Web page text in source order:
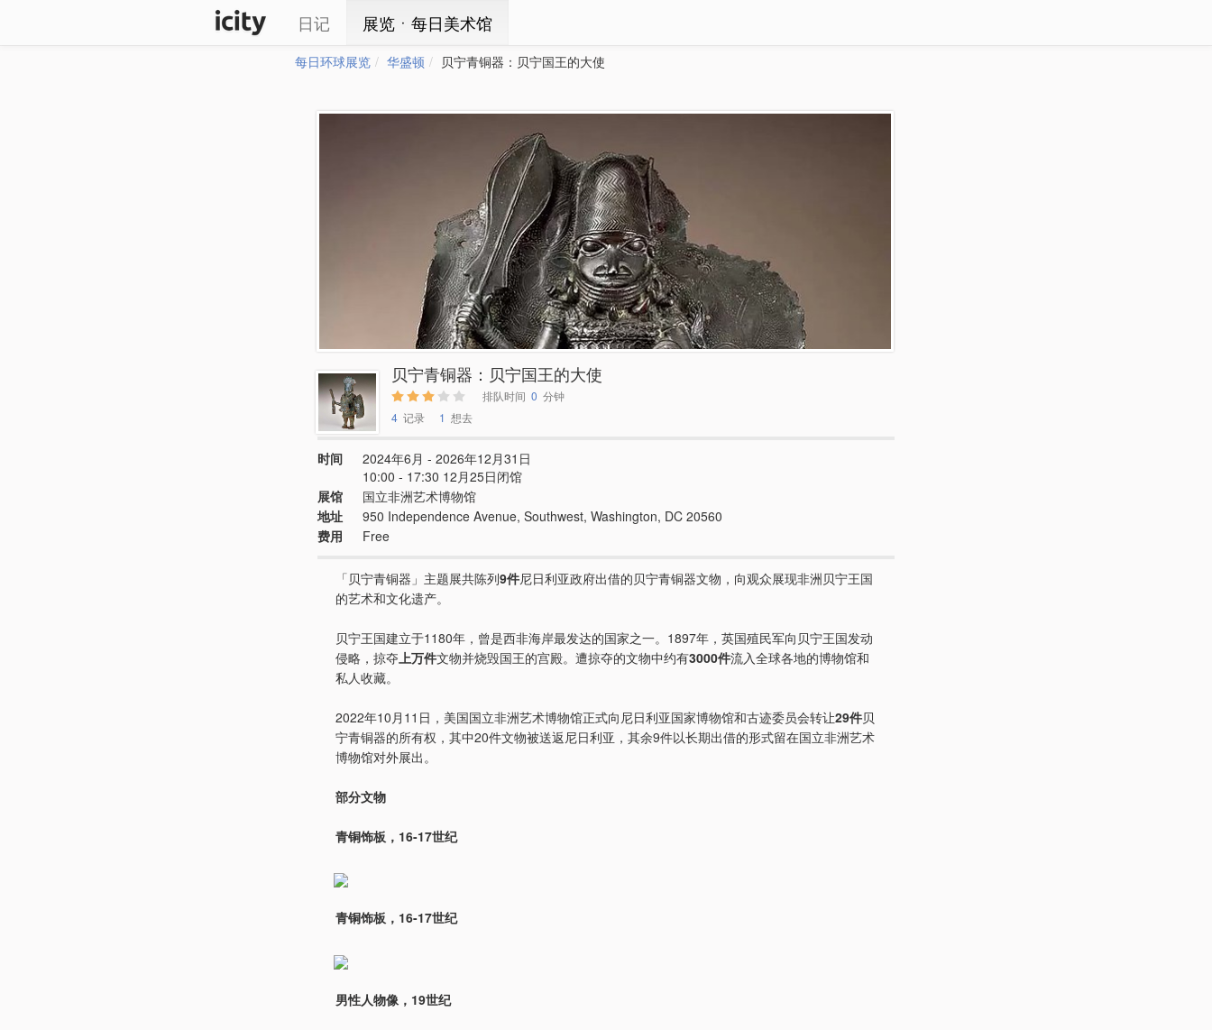
日记 展览ㆍ每日美术馆
每日环球展览 华盛顿 贝宁青铜器：贝宁国王的大使
贝宁青铜器：贝宁国王的大使
排队时间 0 分钟
4 记录 1 想去
时间
2024年6月 - 2026年12月31日
10:00 - 17:30 12月25日闭馆
展馆
国立非洲艺术博物馆
地址
950 Independence Avenue, Southwest, Washington, DC 20560
费用
Free
「贝宁青铜器」主题展共陈列9件尼日利亚政府出借的贝宁青铜器文物，向观众展现非洲贝宁王国
的艺术和文化遗产。
贝宁王国建立于1180年，曾是西非海岸最发达的国家之一。1897年，英国殖民军向贝宁王国发动
侵略，掠夺 上万件文物并烧毁国王的宫殿。遭掠夺的文物中约有3000件流入全球各地的博物馆和
私人收藏。
2022年10月11日，美国国立非洲艺术博物馆正式向尼日利亚国家博物馆和古迹委员会转让29件贝
宁青铜器的所有权，其中20件文物被送返尼日利亚，其余9件以长期出借的形式留在国立非洲艺术
博物馆对外展出。
部分文物
青铜饰板，16-17世纪
青铜饰板，16-17世纪
男性人物像，19世纪